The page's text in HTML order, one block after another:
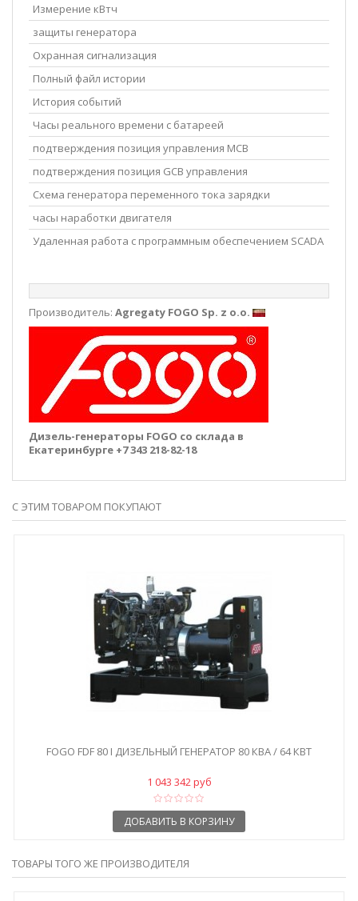
Измерение кВтч
защиты генератора
Охранная сигнализация
Полный файл истории
История событий
Часы реального времени с батареей
подтверждения позиция управления MCB
подтверждения позиция GCB управления
Схема генератора переменного тока зарядки
часы наработки двигателя
Удаленная работа с программным обеспечением SCADA
Производитель: Agregaty FOGO Sp. z o.o.
Дизель-генераторы FOGO со склада в
Екатеринбурге +7 343 218-82-18
С ЭТИМ ТОВАРОМ ПОКУПАЮТ
FOGO FDF 80 I ДИЗЕЛЬНЫЙ ГЕНЕРАТОР 80 КВА / 64 КВТ
1 043 342 руб
ДОБАВИТЬ В КОРЗИНУ
ТОВАРЫ ТОГО ЖЕ ПРОИЗВОДИТЕЛЯ